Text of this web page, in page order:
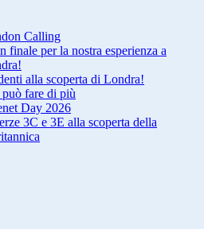
Calling
finale per la nostra esperienza a
alla scoperta di Londra!
fare di più
Day 2026
3C e 3E alla scoperta della